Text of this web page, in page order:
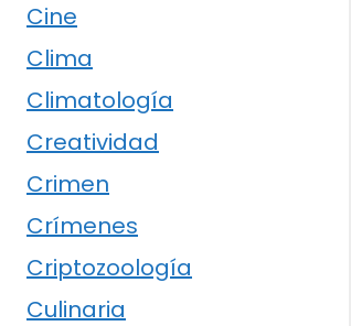
Cine
Clima
Climatología
Creatividad
Crimen
Crímenes
Criptozoología
Culinaria